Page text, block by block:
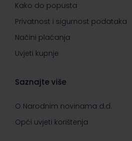
Kako do popusta
Privatnost i sigurnost podataka
Načini plaćanja
Uvjeti kupnje
Saznajte više
O Narodnim novinama d.d.
Opći uvjeti korištenja